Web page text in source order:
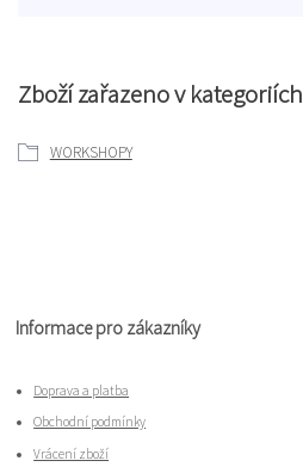
Zboží zařazeno v kategoriích
WORKSHOPY
Informace pro zákazníky
Doprava a platba
Obchodní podmínky
Vrácení zboží